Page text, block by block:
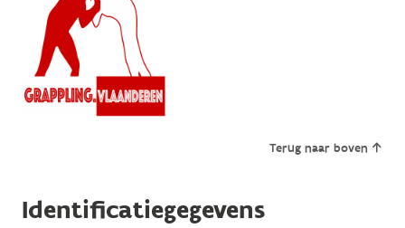
Terug naar boven
Identificatiegegevens